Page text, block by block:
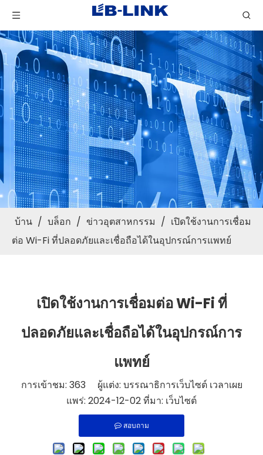
บ้าน / บล็อก / ข่าวอุตสาหกรรม / เปิดใช้งานการเชื่อม
ต่อ Wi-Fi ที่ปลอดภัยและเชื่อถือได้ในอุปกรณ์การแพทย์
เปิดใช้งานการเชื่อมต่อ Wi-Fi ที่
ปลอดภัยและเชื่อถือได้ในอุปกรณ์การ
แพทย์
การเข้าชม: 363ผู้แต่ง: บรรณาธิการเว็บไซต์ เวลาเผย
แพร่: 2024-12-02 ที่มา: เว็บไซต์
สอบถาม